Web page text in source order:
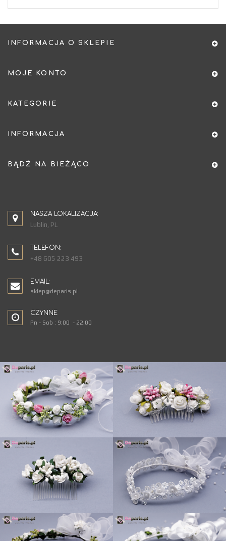
INFORMACJA O SKLEPIE
MOJE KONTO
KATEGORIE
INFORMACJA
BĄDŹ NA BIEŻĄCO
NASZA LOKALIZACJA:
Lublin, PL
TELEFON:
+48 605 223 493
EMAIL:
sklep@deparis.pl
CZYNNE
Pn - Sob : 9:00 - 22:00